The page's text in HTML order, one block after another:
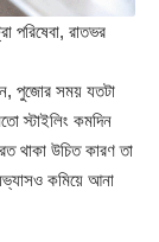
পরিষেবা, রাতভর
পুজোর সময় যতটা
স্টাইলিং কমদিন
থাকা উচিত কারণ তা
কমিয়ে আনা